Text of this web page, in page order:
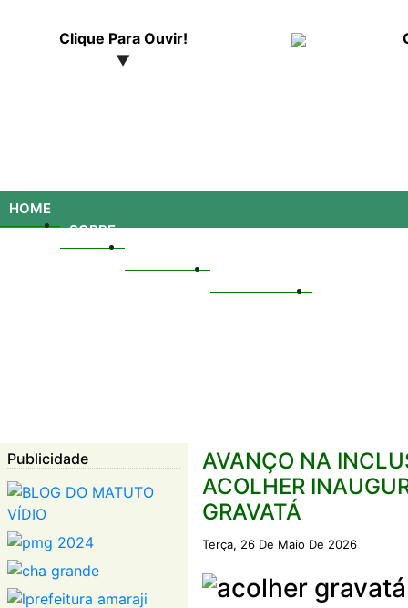
Clique Para Ouvir!
▼
HOME
SOBRE
Publicidade
AVANÇO NA
ACOLHER
GRAVATÁ
Terça, 26 De Maio De 2026